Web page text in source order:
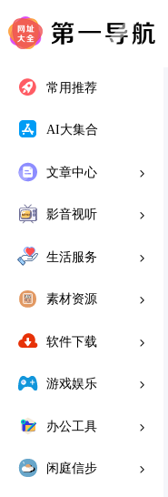
常用推荐
AI大集合
文章中心
影音视听
生活服务
素材资源
软件下载
游戏娱乐
办公工具
闲庭信步